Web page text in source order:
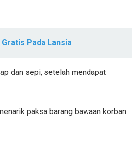
Pada Lansia
dan sepi, setelah mendapat
paksa barang bawaan korban